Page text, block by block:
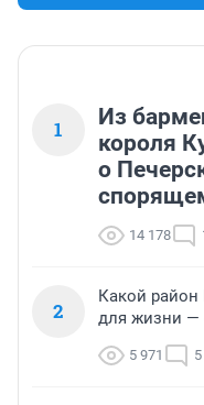
1
Из
короля
о
14 178
2
Какой
для жизни —
5 971 5